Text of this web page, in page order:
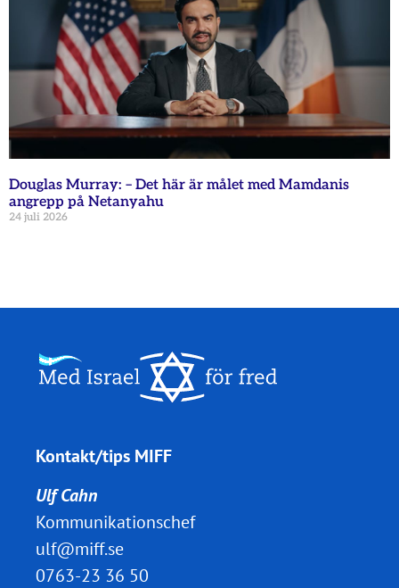
Douglas Murray: – Det här är målet med Mamdanis
angrepp på Netanyahu
24 juli 2026
Kontakt/tips MIFF
Ulf Cahn
Kommunikationschef
ulf@miff.se
0763-23 36 50